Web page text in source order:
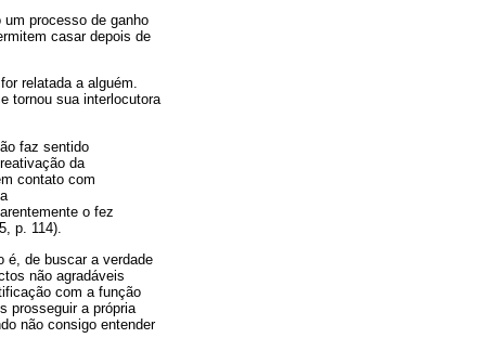
um processo de ganho
casar depois de
relatada a alguém.
tornou sua interlocutora
faz sentido
da
contato com
o fez
p. 114).
é, de buscar a verdade
não agradáveis
com a função
prosseguir a própria
não consigo entender